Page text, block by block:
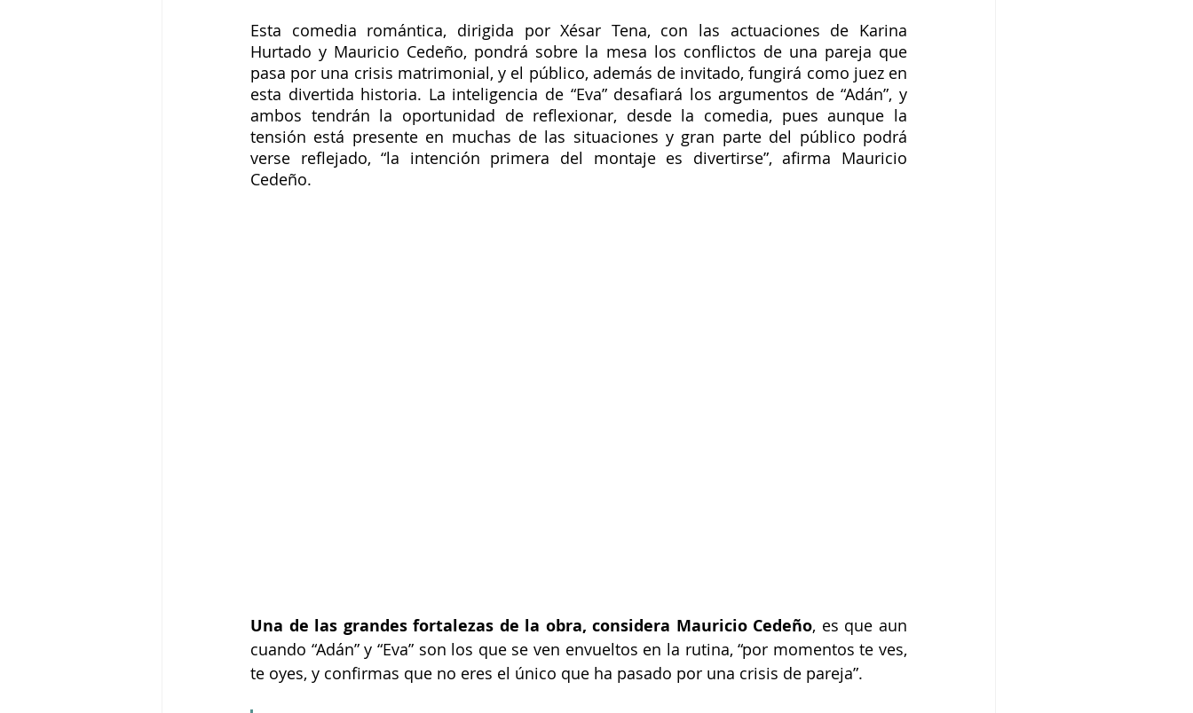
Esta comedia romántica, dirigida por Xésar Tena, con las actuaciones de Karina
Hurtado y Mauricio Cedeño, pondrá sobre la mesa los conflictos de una pareja que
pasa por una crisis matrimonial, y el público, además de invitado, fungirá como juez en
esta divertida historia. La inteligencia de “Eva” desafiará los argumentos de “Adán”, y
ambos tendrán la oportunidad de reflexionar, desde la comedia, pues aunque la
tensión está presente en muchas de las situaciones y gran parte del público podrá
verse reflejado, “la intención primera del montaje es divertirse”, afirma Mauricio
Cedeño.
Una de las grandes fortalezas de la obra, considera Mauricio Cedeño, es que aun
cuando “Adán” y “Eva” son los que se ven envueltos en la rutina, “por momentos te ves,
te oyes, y confirmas que no eres el único que ha pasado por una crisis de pareja”.